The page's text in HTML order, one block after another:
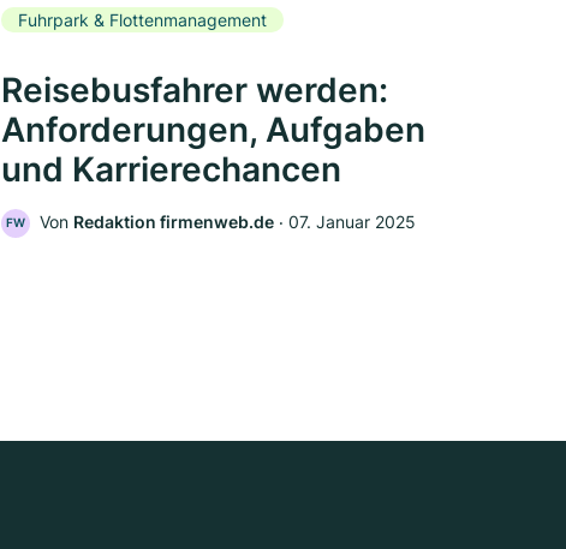
Fuhrpark & Flottenmanagement
Reisebusfahrer werden:
Anforderungen, Aufgaben
und Karrierechancen
FW Von Redaktion firmenweb.de ‧ 07. Januar 2025